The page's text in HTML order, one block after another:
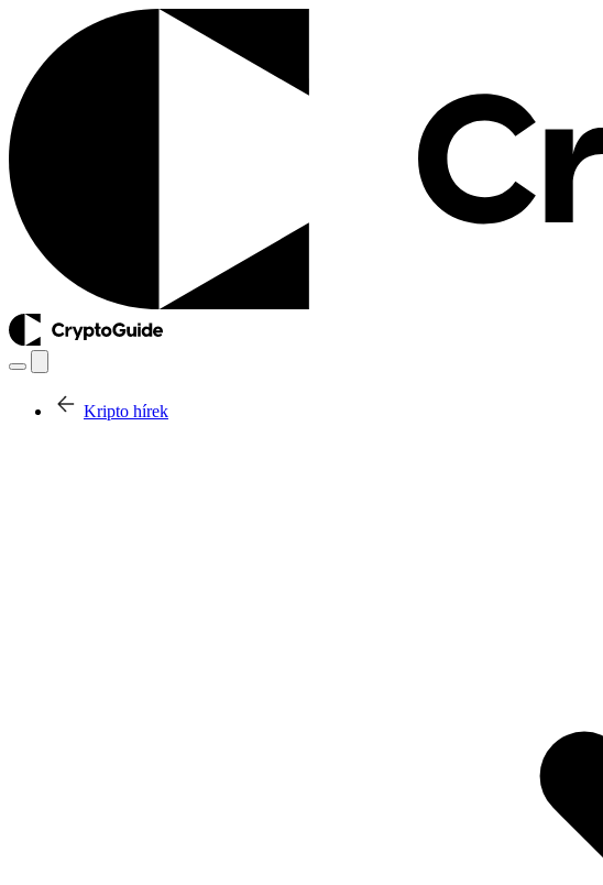
Kripto hírek